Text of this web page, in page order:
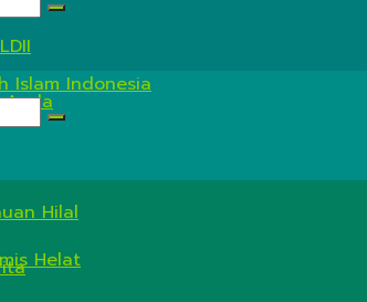
Anda
Hilal
Helat